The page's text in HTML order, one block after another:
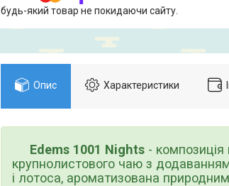
будь-який товар не покидаючи сайту.
Опис Характеристики
Edems 1001 Nights - композиція
крупнолистового чаю з
і лотоса, ароматизована